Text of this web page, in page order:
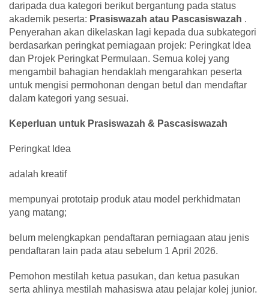
daripada dua kategori berikut bergantung pada status
akademik peserta: Prasiswazah atau Pascasiswazah .
Penyerahan akan dikelaskan lagi kepada dua subkategori
berdasarkan peringkat perniagaan projek: Peringkat Idea
dan Projek Peringkat Permulaan. Semua kolej yang
mengambil bahagian hendaklah mengarahkan peserta
untuk mengisi permohonan dengan betul dan mendaftar
dalam kategori yang sesuai.
Keperluan untuk Prasiswazah & Pascasiswazah
Peringkat Idea
adalah kreatif
mempunyai prototaip produk atau model perkhidmatan
yang matang;
belum melengkapkan pendaftaran perniagaan atau jenis
pendaftaran lain pada atau sebelum 1 April 2026.
Pemohon mestilah ketua pasukan, dan ketua pasukan
serta ahlinya mestilah mahasiswa atau pelajar kolej junior.